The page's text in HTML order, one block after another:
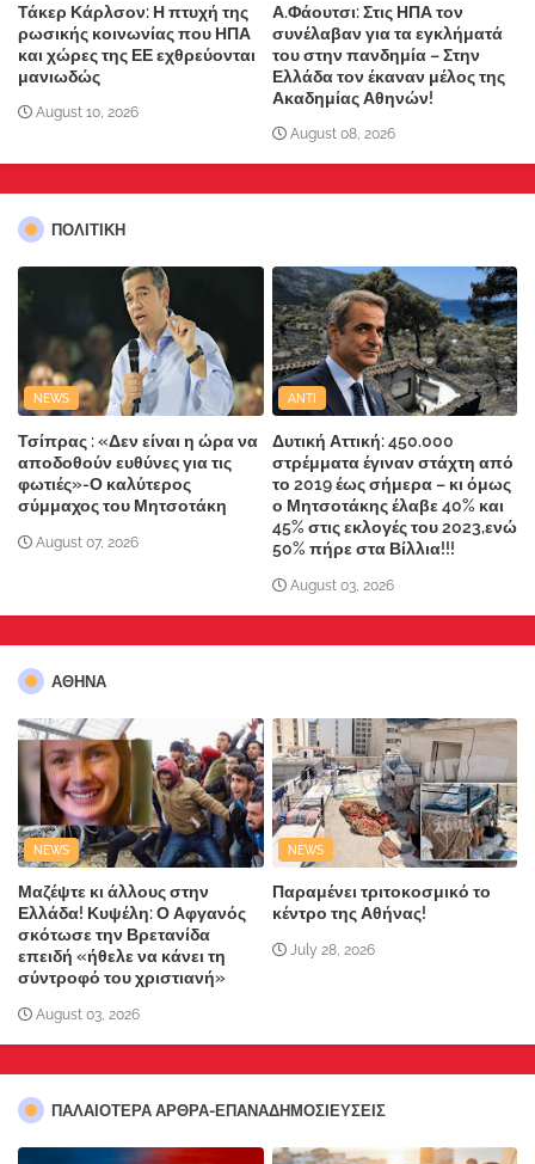
Τάκερ Κάρλσον: Η πτυχή της
ρωσικής κοινωνίας που ΗΠΑ
και χώρες της ΕΕ εχθρεύονται
μανιωδώς
August 10, 2026
Α.Φάουτσι: Στις ΗΠΑ τον
συνέλαβαν για τα εγκλήματά
του στην πανδημία – Στην
Ελλάδα τον έκαναν μέλος της
Ακαδημίας Αθηνών!
August 08, 2026
ΠΟΛΙΤΙΚΗ
NEWS
Τσίπρας : «Δεν είναι η ώρα να
αποδοθούν ευθύνες για τις
φωτιές»-Ο καλύτερος
σύμμαχος του Μητσοτάκη
August 07, 2026
ANTI
Δυτική Αττική: 450.000
στρέμματα έγιναν στάχτη από
το 2019 έως σήμερα – κι όμως
ο Μητσοτάκης έλαβε 40% και
45% στις εκλογές του 2023,ενώ
50% πήρε στα Βίλλια!!!
August 03, 2026
ΑΘΗΝΑ
NEWS
Μαζέψτε κι άλλους στην
Ελλάδα! Κυψέλη: Ο Αφγανός
σκότωσε την Βρετανίδα
επειδή «ήθελε να κάνει τη
σύντροφό του χριστιανή»
August 03, 2026
NEWS
Παραμένει τριτοκοσμικό το
κέντρο της Αθήνας!
July 28, 2026
ΠΑΛΑΙΟΤΕΡΑ ΑΡΘΡΑ-ΕΠΑΝΑΔΗΜΟΣΙΕΥΣΕΙΣ